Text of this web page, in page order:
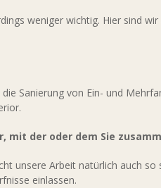
weniger wichtig. Hier sind
Sanierung von Ein- und
mit der oder dem Sie
unsere Arbeit natürlich auch so
einlassen.